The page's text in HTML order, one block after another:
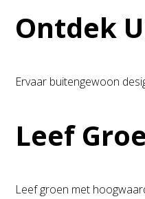
Ontdek
Ervaar buitengewoon
Leef
Leef groen met